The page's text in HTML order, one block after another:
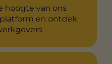
hoogte van ons
en ontdek